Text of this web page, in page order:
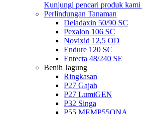
Kunjungi pencari produk kami
Perlindungan Tanaman
Deladaxin 50/90 SC
Pexalon 106 SC
Novixid 12,5 OD
Endure 120 SC
Entecta 48/240 SE
Benih Jagung
Ringkasan
P27 Gajah
P27 LumiGEN
P32 Singa